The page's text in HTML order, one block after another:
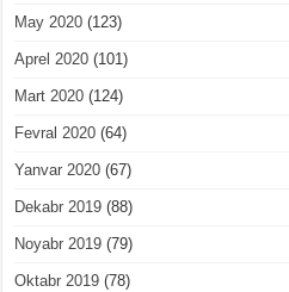
May 2020 (123)
Aprel 2020 (101)
Mart 2020 (124)
Fevral 2020 (64)
Yanvar 2020 (67)
Dekabr 2019 (88)
Noyabr 2019 (79)
Oktabr 2019 (78)